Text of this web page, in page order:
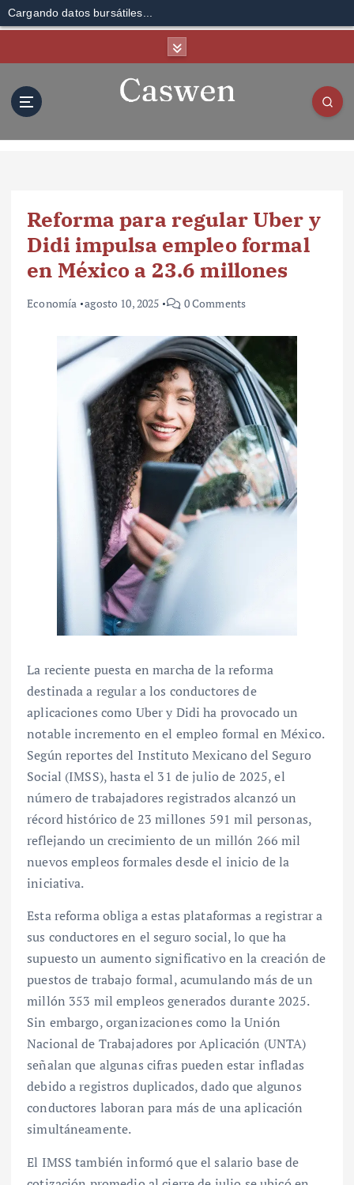
Cargando datos bursátiles...
Reforma para regular Uber y
Didi impulsa empleo formal
en México a 23.6 millones
Economía agosto 10, 2025 0 Comments
La reciente puesta en marcha de la reforma
destinada a regular a los conductores de
aplicaciones como Uber y Didi ha provocado un
notable incremento en el empleo formal en México.
Según reportes del Instituto Mexicano del Seguro
Social (IMSS), hasta el 31 de julio de 2025, el
número de trabajadores registrados alcanzó un
récord histórico de 23 millones 591 mil personas,
reflejando un crecimiento de un millón 266 mil
nuevos empleos formales desde el inicio de la
iniciativa.
Esta reforma obliga a estas plataformas a registrar a
sus conductores en el seguro social, lo que ha
supuesto un aumento significativo en la creación de
puestos de trabajo formal, acumulando más de un
millón 353 mil empleos generados durante 2025.
Sin embargo, organizaciones como la Unión
Nacional de Trabajadores por Aplicación (UNTA)
señalan que algunas cifras pueden estar infladas
debido a registros duplicados, dado que algunos
conductores laboran para más de una aplicación
simultáneamente.
El IMSS también informó que el salario base de